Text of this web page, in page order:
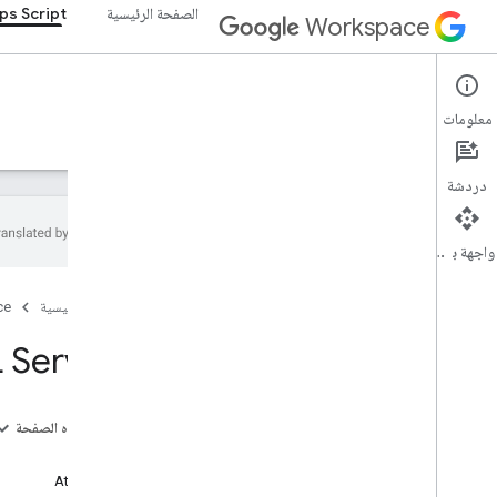
Workspace الصفحة الرئيسية Script
Apps Script
نظرة عامة
الصفحة الرئيسية
على هذه الصفحة
Attribute
معلومات
دردشة
واجهة برمجة التطبيقات